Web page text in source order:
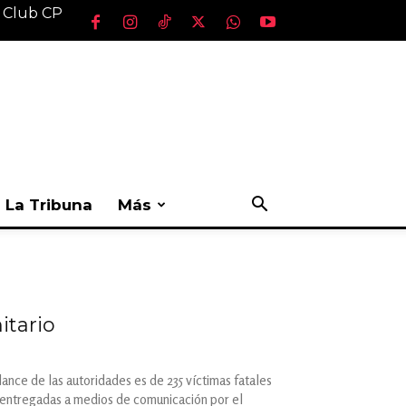
CP
La Tribuna Más
de las autoridades es de 235 víctimas fatales
a medios de comunicación por el